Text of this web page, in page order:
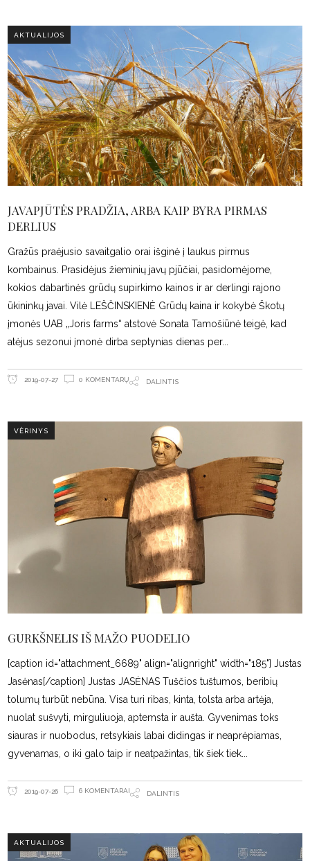
AKTUALIJOS
JAVAPJŪTĖS PRADŽIA, ARBA KAIP BYRA PIRMAS
DERLIUS
Gražūs praėjusio savaitgalio orai išginė į laukus pirmus
kombainus. Prasidėjus žieminių javų pjūčiai, pasidomėjome,
kokios dabartinės grūdų supirkimo kainos ir ar derlingi rajono
ūkininkų javai. Vilė LEŠČINSKIENĖ Grūdų kaina ir kokybė Škotų
įmonės UAB „Joris farms“ atstovė Sonata Tamošiūnė teigė, kad
atėjus sezonui įmonė dirba septynias dienas per
2019-07-27 0 KOMENTARŲ DALINTIS
VĖRINYS
GURKŠNELIS IŠ MAŽO PUODELIO
[caption id="attachment_6689" align="alignright" width="185"] Justas
Jasėnas[/caption] Justas JASĖNAS Tuščios tuštumos, beribių
tolumų turbūt nebūna. Visa turi ribas, kinta, tolsta arba artėja,
nuolat sušvyti, mirguliuoja, aptemsta ir aušta. Gyvenimas toks
siauras ir nuobodus, retsykiais labai didingas ir neaprėpiamas,
gyvenamas, o iki galo taip ir neatpažintas, tik šiek tiek
2019-07-26 6 KOMENTARAI DALINTIS
AKTUALIJOS